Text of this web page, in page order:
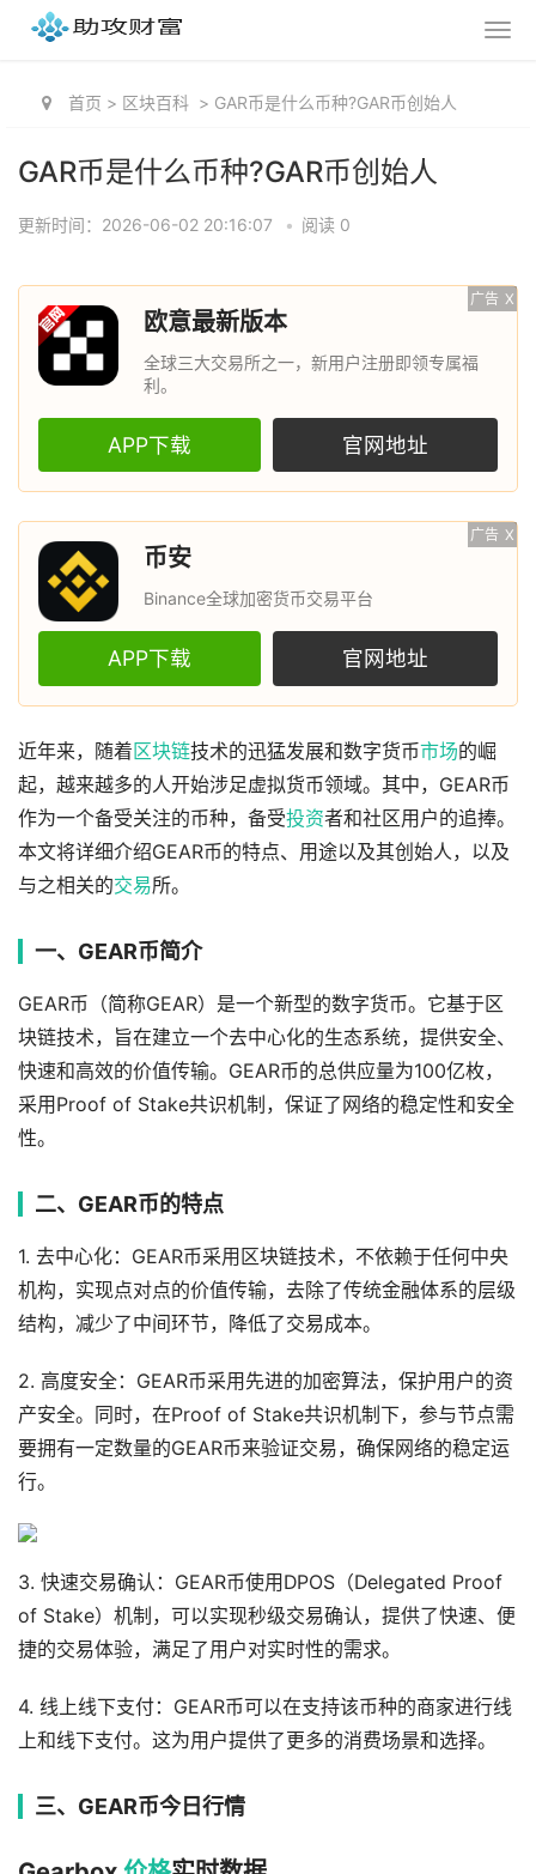
首页 > 区块百科 > GAR币是什么币种?GAR币创始人
GAR币是什么币种?GAR币创始人
更新时间：2026-06-02 20:16:07 • 阅读 0
广告 X
欧意最新版本
全球三大交易所之一，新用户注册即领专属福
利。
APP下载 官网地址
广告 X
币安
Binance全球加密货币交易平台
APP下载 官网地址
近年来，随着区块链技术的迅猛发展和数字货币市场的崛
起，越来越多的人开始涉足虚拟货币领域。其中，GEAR币
作为一个备受关注的币种，备受投资者和社区用户的追捧。
本文将详细介绍GEAR币的特点、用途以及其创始人，以及
与之相关的交易所。
一、GEAR币简介
GEAR币（简称GEAR）是一个新型的数字货币。它基于区
块链技术，旨在建立一个去中心化的生态系统，提供安全、
快速和高效的价值传输。GEAR币的总供应量为100亿枚，
采用Proof of Stake共识机制，保证了网络的稳定性和安全
性。
二、GEAR币的特点
1. 去中心化：GEAR币采用区块链技术，不依赖于任何中央
机构，实现点对点的价值传输，去除了传统金融体系的层级
结构，减少了中间环节，降低了交易成本。
2. 高度安全：GEAR币采用先进的加密算法，保护用户的资
产安全。同时，在Proof of Stake共识机制下，参与节点需
要拥有一定数量的GEAR币来验证交易，确保网络的稳定运
行。
3. 快速交易确认：GEAR币使用DPOS（Delegated Proof
of Stake）机制，可以实现秒级交易确认，提供了快速、便
捷的交易体验，满足了用户对实时性的需求。
4. 线上线下支付：GEAR币可以在支持该币种的商家进行线
上和线下支付。这为用户提供了更多的消费场景和选择。
三、GEAR币今日行情